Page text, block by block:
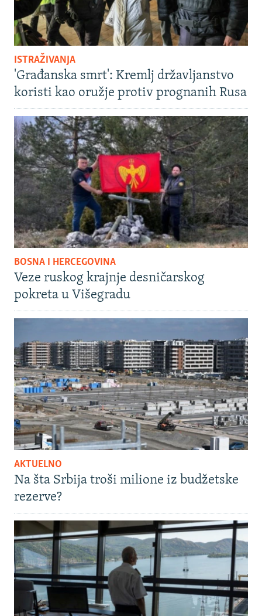
ISTRAŽIVANJA
'Građanska smrt': Kremlj državljanstvo
koristi kao oružje protiv prognanih Rusa
BOSNA I HERCEGOVINA
Veze ruskog krajnje desničarskog
pokreta u Višegradu
AKTUELNO
Na šta Srbija troši milione iz budžetske
rezerve?